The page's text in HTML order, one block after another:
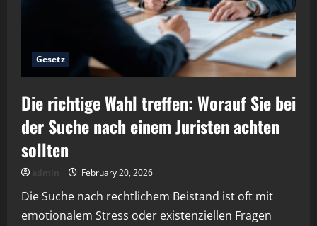
Gesetz
Die richtige Wahl treffen: Worauf Sie bei
der Suche nach einem Juristen achten
sollten
February 20, 2026
Die Suche nach rechtlichem Beistand ist oft mit
emotionalem Stress oder existenziellen Fragen